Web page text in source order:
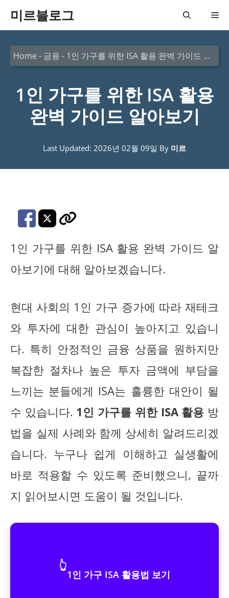
미르블로그 메
뉴
Home - 금융 - 1인 가구를 위한 ISA 활용 완벽 가이드 알아보기
1인 가구를 위한 ISA 활용
완벽 가이드 알아보기
Last Updated: 2026년 02월 09일 By 미르
1인 가구를 위한 ISA 활용 완벽 가이드 알
아보기에 대해 알아보겠습니다.
현대 사회의 1인 가구 증가에 따라 재테크
와 투자에 대한 관심이 높아지고 있습니
다. 특히 안정적인 금융 상품을 원하지만
복잡한 절차나 높은 투자 금액에 부담을
느끼는 분들에게 ISA는 훌륭한 대안이 될
수 있습니다. 1인 가구를 위한 ISA 활용 방
법을 실제 사례와 함께 상세히 알려드리겠
습니다. 누구나 쉽게 이해하고 실생활에
바로 적용할 수 있도록 준비했으니, 끝까
지 읽어보시면 도움이 될 것입니다.
👆
1인 가구 ISA 활용법 보기